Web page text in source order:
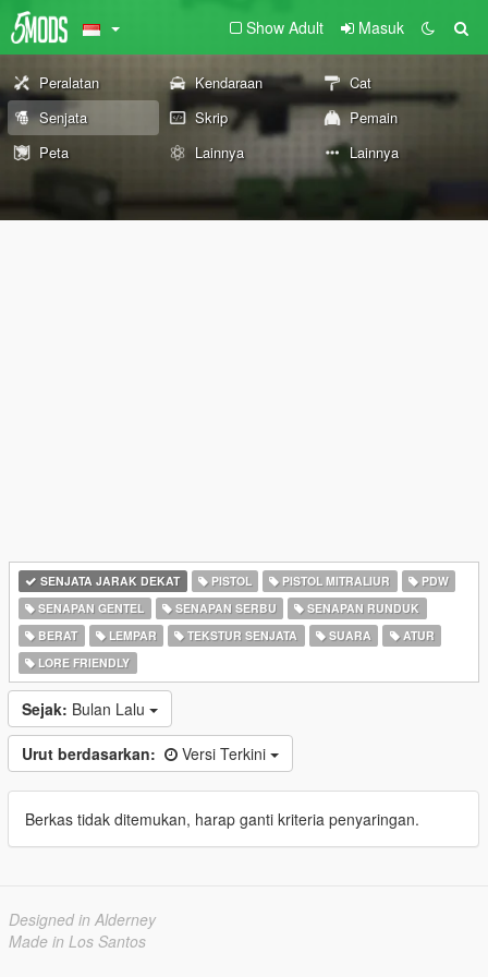
Show Adult Masuk
Peralatan Kendaraan
Cat
Senjata
Skrip
Pemain
Peta
Lainnya Lainnya
SENJATA JARAK DEKAT PISTOL PISTOL MITRALIUR
PDW
SENAPAN GENTEL
SENAPAN SERBU
SENAPAN RUNDUK
BERAT
LEMPAR TEKSTUR SENJATA SUARA
ATUR
LORE FRIENDLY
Sejak: Bulan Lalu
Urut berdasarkan: Versi Terkini
Berkas tidak ditemukan, harap ganti kriteria penyaringan.
Designed in Alderney
Made in Los Santos